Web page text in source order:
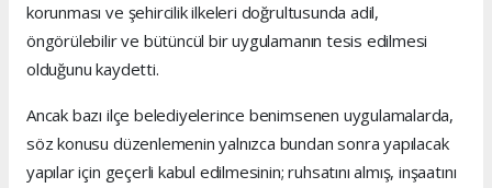
korunması ve şehircilik ilkeleri doğrultusunda adil,
öngörülebilir ve bütüncül bir uygulamanın tesis edilmesi
olduğunu kaydetti.
Ancak bazı ilçe belediyelerince benimsenen uygulamalarda,
söz konusu düzenlemenin yalnızca bundan sonra yapılacak
yapılar için geçerli kabul edilmesinin; ruhsatını almış, inşaatını